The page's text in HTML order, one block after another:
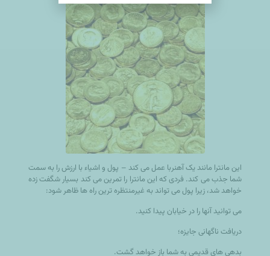
این مانترا مانند یک آهنربا عمل می کند – پول و اشیاء با ارزش را به سمت
شما جذب می کند. فردی که این مانترا را تمرین می کند بسیار شگفت زده
خواهد شد، زیرا پول می تواند به غیرمنتظره ترین راه ها ظاهر شود:
می توانید آنها را در خیابان پیدا کنید.
دریافت ناگهانی جایزه؛
بدهی های قدیمی به شما باز خواهد گشت.